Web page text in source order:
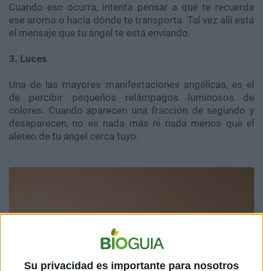
Su privacidad es importante para nosotros
Cuando eso ocurra, intenta pensar a qué te recuerda
ese aroma o hacia dónde te transporta. Tal vez allí está
el mensaje que tu ángel te está enviando.
3. Luces
Una de las mayores manifestaciones angélicas, es el
de percibir pequeños relámpagos luminosos de
colores. Cuando aparecen una fracción de segundo y
desaparecen, no es nada más ni nada menos que el
aleteo de tu ángel cerca tuyo.